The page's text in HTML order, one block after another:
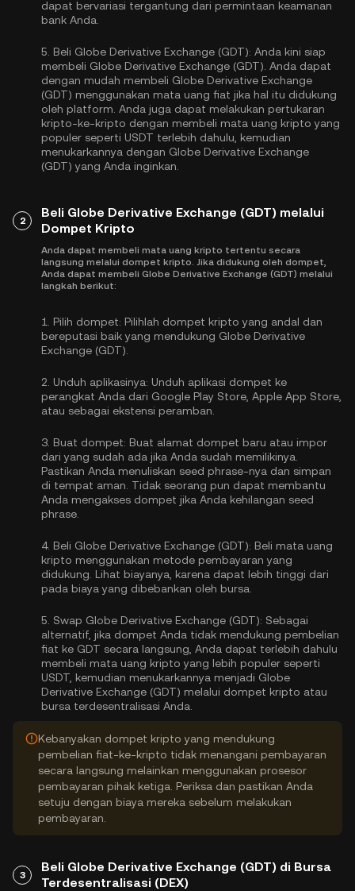
dapat bervariasi tergantung dari permintaan keamanan
bank Anda.
5. Beli Globe Derivative Exchange (GDT): Anda kini siap
membeli Globe Derivative Exchange (GDT). Anda dapat
dengan mudah membeli Globe Derivative Exchange
(GDT) menggunakan mata uang fiat jika hal itu didukung
oleh platform. Anda juga dapat melakukan pertukaran
kripto-ke-kripto dengan membeli mata uang kripto yang
populer seperti USDT terlebih dahulu, kemudian
menukarkannya dengan Globe Derivative Exchange
(GDT) yang Anda inginkan.
2
Beli Globe Derivative Exchange (GDT) melalui
Dompet Kripto
Anda dapat membeli mata uang kripto tertentu secara
langsung melalui dompet kripto. Jika didukung oleh dompet,
Anda dapat membeli Globe Derivative Exchange (GDT) melalui
langkah berikut:
1. Pilih dompet: Pilihlah dompet kripto yang andal dan
bereputasi baik yang mendukung Globe Derivative
Exchange (GDT).
2. Unduh aplikasinya: Unduh aplikasi dompet ke
perangkat Anda dari Google Play Store, Apple App Store,
atau sebagai ekstensi peramban.
3. Buat dompet: Buat alamat dompet baru atau impor
dari yang sudah ada jika Anda sudah memilikinya.
Pastikan Anda menuliskan seed phrase-nya dan simpan
di tempat aman. Tidak seorang pun dapat membantu
Anda mengakses dompet jika Anda kehilangan seed
phrase.
4. Beli Globe Derivative Exchange (GDT): Beli mata uang
kripto menggunakan metode pembayaran yang
didukung. Lihat biayanya, karena dapat lebih tinggi dari
pada biaya yang dibebankan oleh bursa.
5. Swap Globe Derivative Exchange (GDT): Sebagai
alternatif, jika dompet Anda tidak mendukung pembelian
fiat ke GDT secara langsung, Anda dapat terlebih dahulu
membeli mata uang kripto yang lebih populer seperti
USDT, kemudian menukarkannya menjadi Globe
Derivative Exchange (GDT) melalui dompet kripto atau
bursa terdesentralisasi Anda.
Kebanyakan dompet kripto yang mendukung
pembelian fiat-ke-kripto tidak menangani pembayaran
secara langsung melainkan menggunakan prosesor
pembayaran pihak ketiga. Periksa dan pastikan Anda
setuju dengan biaya mereka sebelum melakukan
pembayaran.
3
Beli Globe Derivative Exchange (GDT) di Bursa
Terdesentralisasi (DEX)